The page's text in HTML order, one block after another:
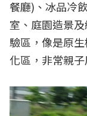
餐廳)、冰品冷
室、庭園造景
驗區，像是原
化區，非常親子